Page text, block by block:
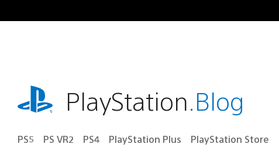
para
playstation.comPlayStation.Blog
PS5 PS VR2 PS4 PlayStation Plus PlayStation Store